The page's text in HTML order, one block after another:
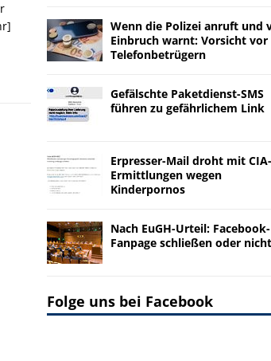
Wenn die Polizei anruft und
Einbruch warnt: Vorsicht vor
Telefonbetrügern
Gefälschte Paketdienst-SMS
führen zu gefährlichem Link
Erpresser-Mail droht mit CIA-
Ermittlungen wegen
Kinderpornos
Nach EuGH-Urteil: Facebook-
Fanpage schließen oder
Folge uns bei Facebook